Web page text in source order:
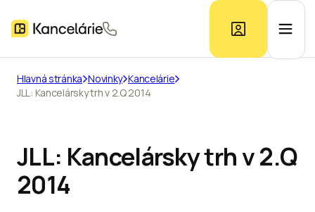
Prieskum trhu
Hlavná stránka Novinky Kancelárie
JLL: Kancelársky trh v 2.Q 2014
JLL: Kancelársky trh v 2.Q
2014